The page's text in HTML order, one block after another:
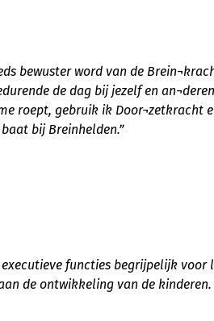
bewuster word van de
de dag bij jezelf en
roept, gebruik ik Door¬zetkracht
bij Breinhelden.”
functies begrijpelijk
de ontwikkeling van de